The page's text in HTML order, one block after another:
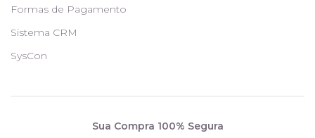
Formas de Pagamento
Sistema CRM
SysCon
Sua Compra 100% Segura